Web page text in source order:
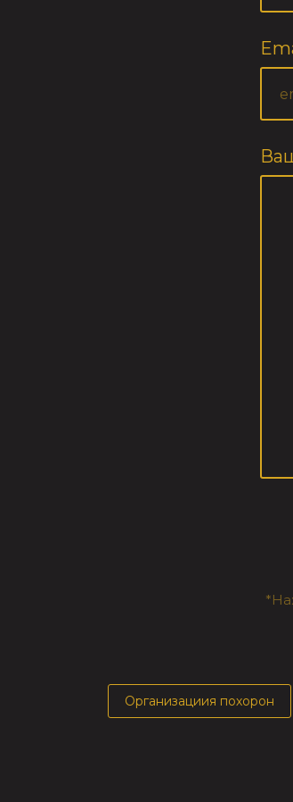
Организациия похорон